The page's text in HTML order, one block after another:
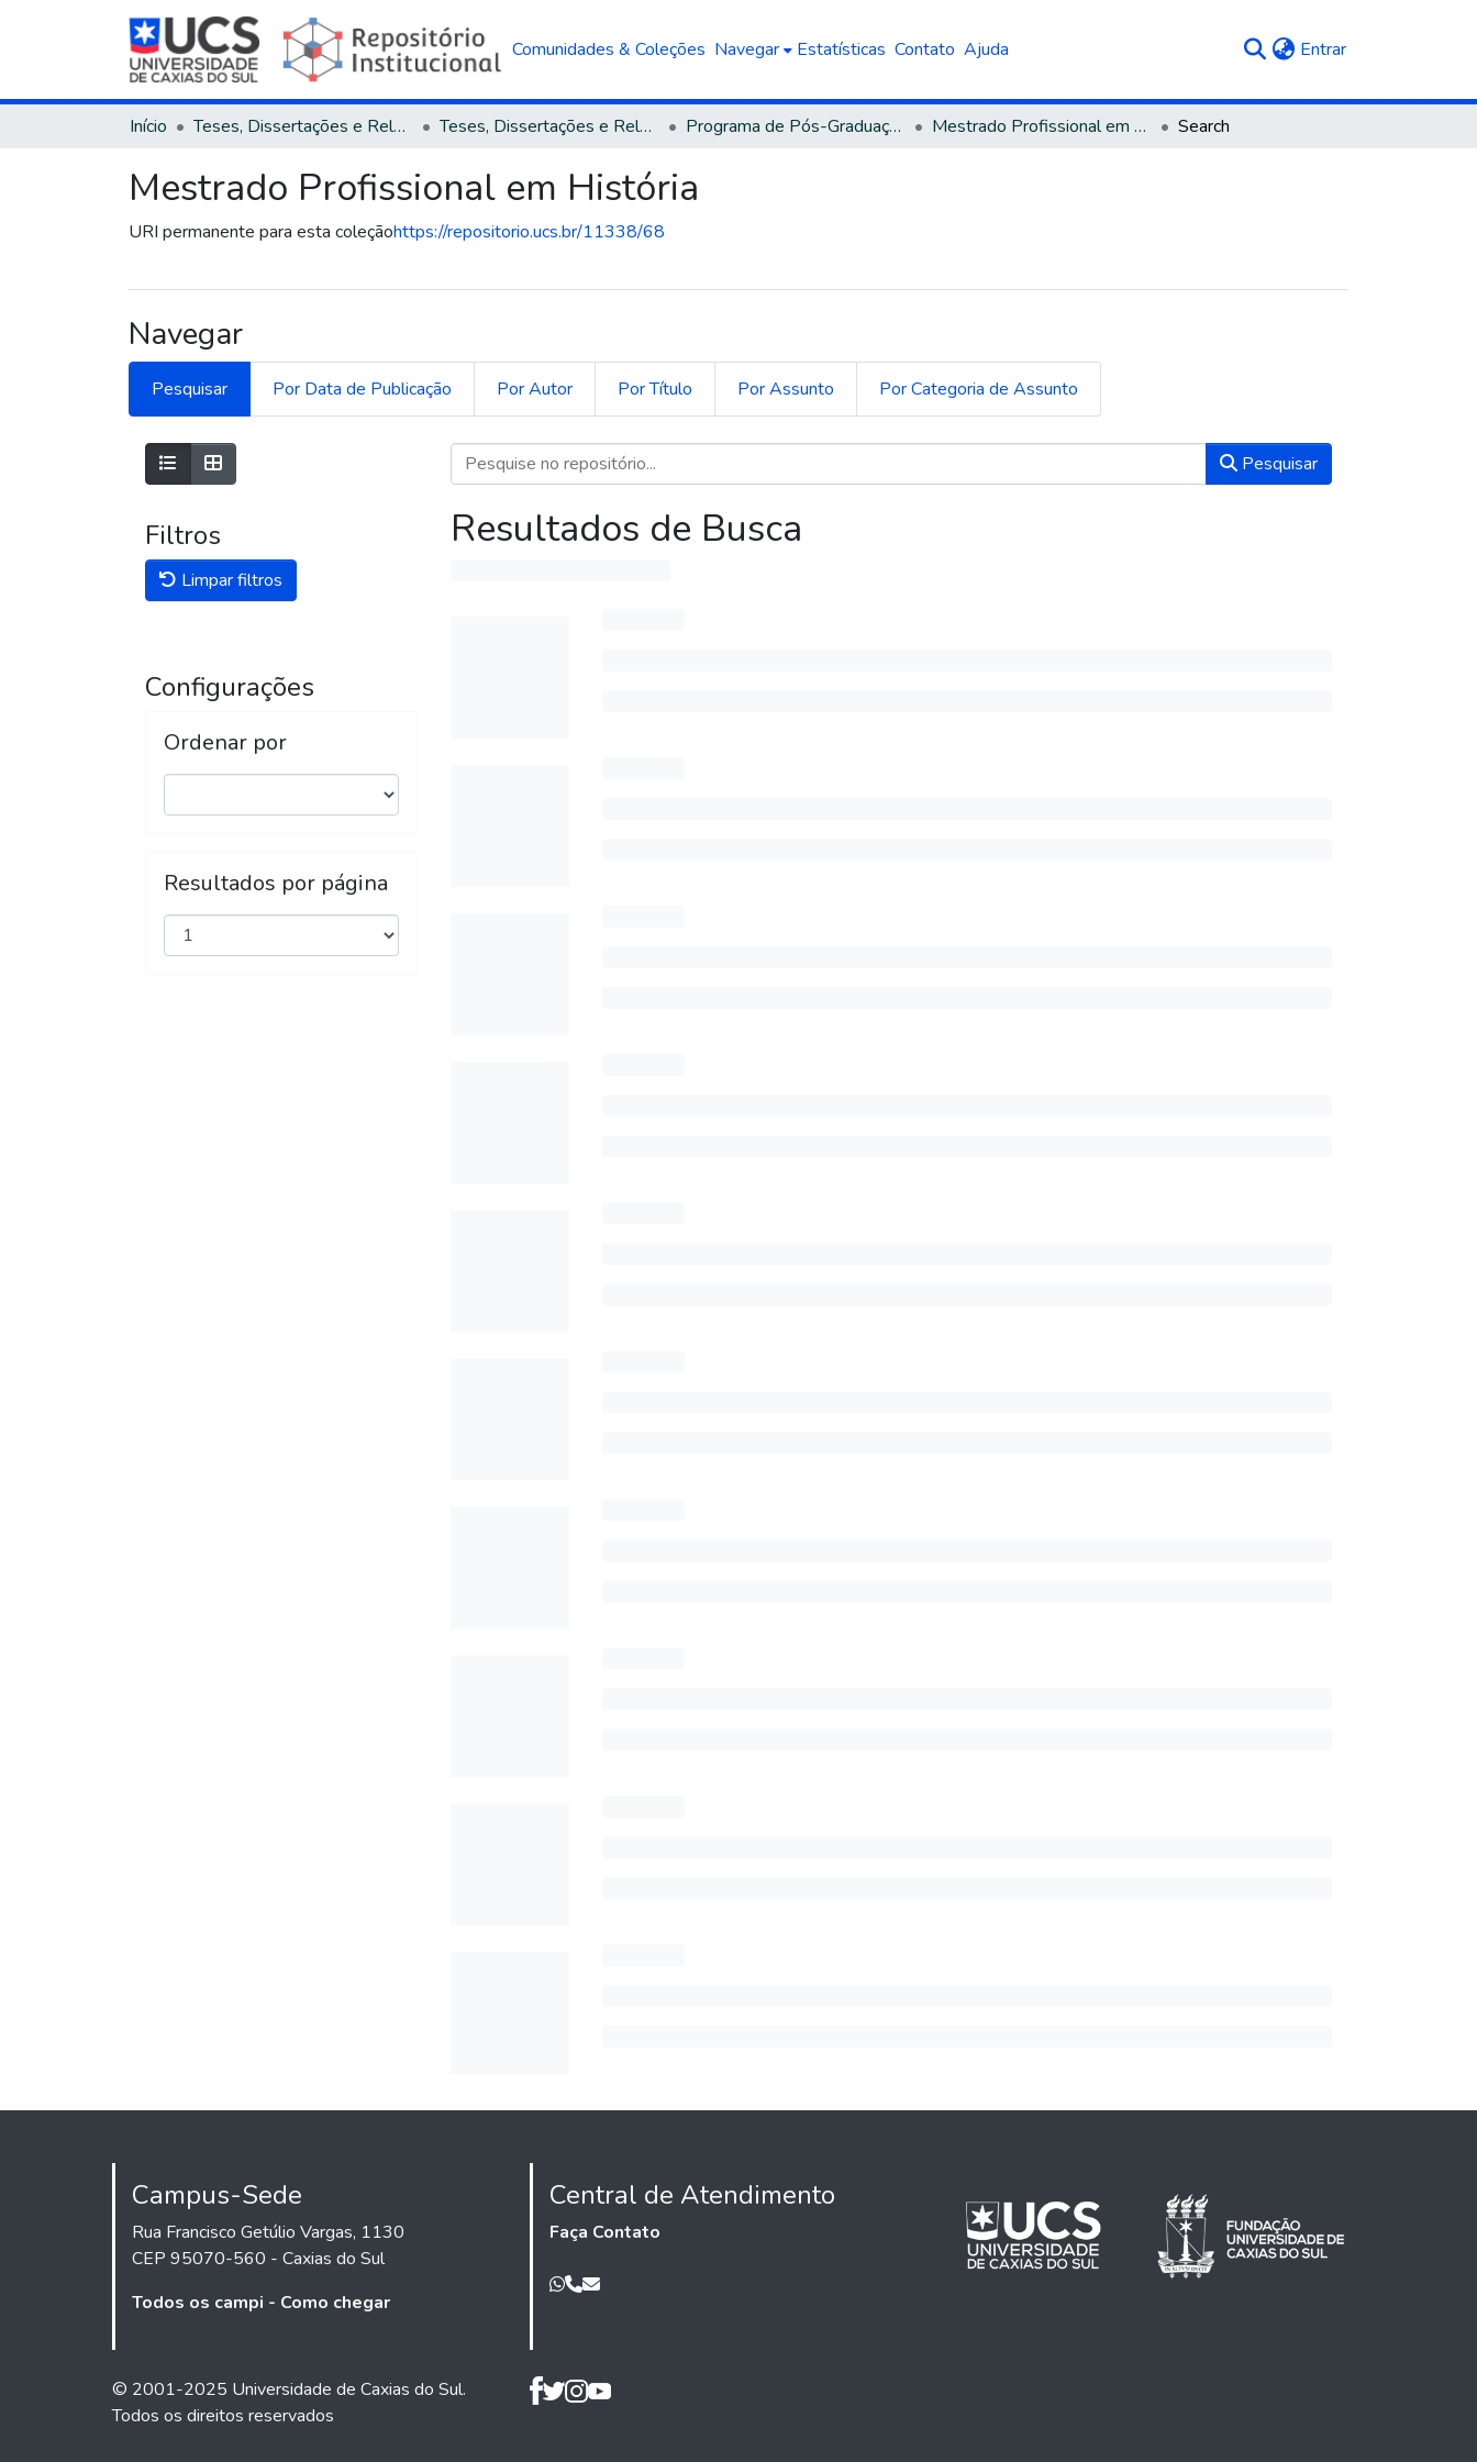
Comunidades & Coleções Navegar Estatísticas Contato Ajuda Entrar(current)
Início Teses, Dissertações e Relatórios Teses, Dissertações e Relatórios defendidos na UCS Programa de Pós-Graduação em História Mestrado Profissional em História Search
Mestrado Profissional em História
URI permanente para esta coleçãohttps://repositorio.ucs.br/11338/68
Navegar
Pesquisar Por Data de Publicação Por Autor Por Título Por Assunto Por Categoria de Assunto
Filtros
Limpar filtros
Configurações
Ordenar por
Resultados por página
Pesquisar
Resultados de Busca
Campus-Sede
Rua Francisco Getúlio Vargas, 1130
CEP 95070-560 - Caxias do Sul
Todos os campi - Como chegar
Central de Atendimento
Faça Contato
© 2001-2025 Universidade de Caxias do Sul.
Todos os direitos reservados